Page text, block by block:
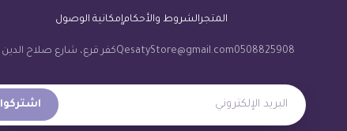
المتجر الشروط والأحكامإمكانية الوصول
0508825908
QesatyStore@gmail.comكفر قرع، شارع صلاح الدين 35
البريد الإلكتروني
اشتركوا